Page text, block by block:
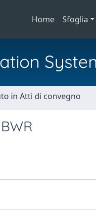
Home Sfoglia
in Atti di convegno